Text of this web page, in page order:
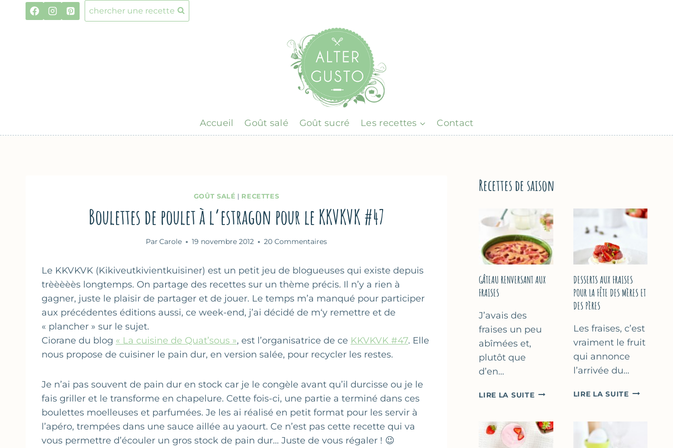
chercher une recette
Accueil Goût salé Goût sucré Les recettes Contact
GOÛT SALÉ | RECETTES
Boulettes de poulet à l’estragon pour le KKVKVK #47
Par Carole 19 novembre 2012 20 Commentaires
Le KKVKVK (Kikiveutkivientkuisiner) est un petit jeu de blogueuses qui existe depuis
trèèèèès longtemps. On partage des recettes sur un thème précis. Il n’y a rien à
gagner, juste le plaisir de partager et de jouer. Le temps m’a manqué pour participer
aux précédentes éditions aussi, ce week-end, j’ai décidé de m‘y remettre et de
« plancher » sur le sujet.
Ciorane du blog « La cuisine de Quat’sous », est l’organisatrice de ce KKVKVK #47. Elle
nous propose de cuisiner le pain dur, en version salée, pour recycler les restes.
Je n’ai pas souvent de pain dur en stock car je le congèle avant qu’il durcisse ou je le
fais griller et le transforme en chapelure. Cette fois-ci, une partie a terminé dans ces
boulettes moelleuses et parfumées. Je les ai réalisé en petit format pour les servir à
l’apéro, trempées dans une sauce aillée au yaourt. Ce n’est pas cette recette qui va
vous permettre d’écouler un gros stock de pain dur… Juste de vous régaler ! 😉
Recettes de saison
GÂTEAU RENVERSANT AUX
FRAISES
J’avais des
fraises un peu
abîmées et,
plutôt que
d’en…
LIRE LA SUITEGÂTEAU
FRAISES
DESSERTS AUX FRAISES
POUR LA FÊTE DES MÈRES ET
DES PÈRES
Les fraises, c’est
vraiment le fruit
qui annonce
l’arrivée du…
LIRE LA SUITEDESSERTS